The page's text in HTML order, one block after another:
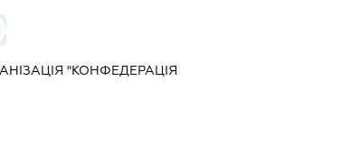
"КОНФЕДЕРАЦІЯ